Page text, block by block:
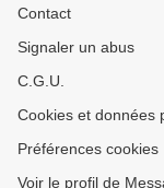
Contact
Signaler un abus
C.G.U.
Cookies et données
Préférences cookies
Voir le profil de